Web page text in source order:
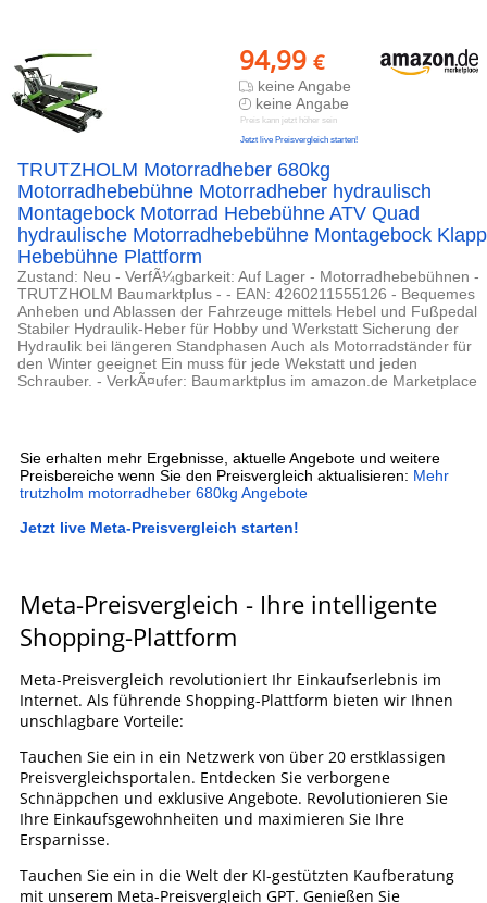
94,99 €
keine Angabe
keine Angabe
Preis kann jetzt höher sein
Jetzt live Preisvergleich starten!
TRUTZHOLM Motorradheber 680kg
Motorradhebebühne Motorradheber hydraulisch
Montagebock Motorrad Hebebühne ATV Quad
hydraulische Motorradhebebühne Montagebock Klapp
Hebebühne Plattform
Zustand: Neu - VerfÃ¼gbarkeit: Auf Lager - Motorradhebebühnen -
TRUTZHOLM Baumarktplus - - EAN: 4260211555126 - Bequemes
Anheben und Ablassen der Fahrzeuge mittels Hebel und Fußpedal
Stabiler Hydraulik-Heber für Hobby und Werkstatt Sicherung der
Hydraulik bei längeren Standphasen Auch als Motorradständer für
den Winter geeignet Ein muss für jede Wekstatt und jeden
Schrauber. - VerkÃ¤ufer: Baumarktplus im amazon.de Marketplace
Sie erhalten mehr Ergebnisse, aktuelle Angebote und weitere
Preisbereiche wenn Sie den Preisvergleich aktualisieren: Mehr
trutzholm motorradheber 680kg Angebote
Jetzt live Meta-Preisvergleich starten!
Meta-Preisvergleich - Ihre intelligente
Shopping-Plattform
Meta-Preisvergleich revolutioniert Ihr Einkaufserlebnis im
Internet. Als führende Shopping-Plattform bieten wir Ihnen
unschlagbare Vorteile:
Tauchen Sie ein in ein Netzwerk von über 20 erstklassigen
Preisvergleichsportalen. Entdecken Sie verborgene
Schnäppchen und exklusive Angebote. Revolutionieren Sie
Ihre Einkaufsgewohnheiten und maximieren Sie Ihre
Ersparnisse.
Tauchen Sie ein in die Welt der KI-gestützten Kaufberatung
mit unserem Meta-Preisvergleich GPT. Genießen Sie